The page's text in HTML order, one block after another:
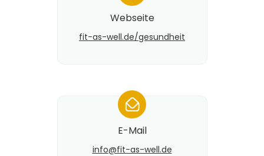
Webseite
fit-as-well.de/gesundheit
*
E-Mail
info@​fit-as-well.de